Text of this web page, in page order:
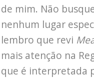
de mim. Não
nenhum lugar
lembro que revi
mais atenção na
que é interpretada